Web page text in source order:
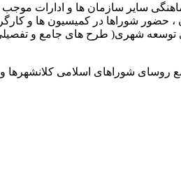
سایر سازمان ها و ادارات
حضور شوراها در کمیسیون ها و
توسعه شهری( طرح های جامع و
شوراهای اسلامی کلانشهرها و